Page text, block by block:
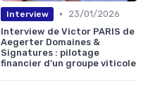
Interview •
23/01/2026
Interview de Victor PARIS de
Aegerter Domaines &
Signatures : pilotage
financier d’un groupe viticole